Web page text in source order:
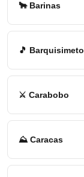
🐂 Barinas
🎵 Barquisimeto
⚔ Carabobo
⛰ Caracas